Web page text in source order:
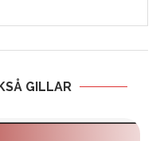
GILLAR